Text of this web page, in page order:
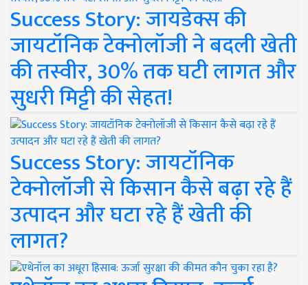
Success Story: जायडेक्स की
जायटॉनिक टेक्नोलॉजी ने बदली खेती
की तस्वीर, 30% तक घटी लागत और
सुधरी मिट्टी की सेहत!
Success Story: जायटॉनिक
टेक्नोलॉजी से किसान कैसे बढ़ा रहे हैं
उत्पादन और घटा रहे हैं खेती की
लागत?